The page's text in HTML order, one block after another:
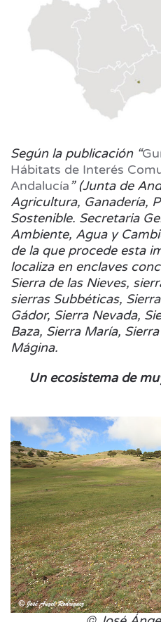
Según la publicación “
Hábitats de Interés
Andalucía” (Junta de
Agricultura, Ganadería,
Sostenible. Secretaria
Ambiente, Agua y
de la que procede esta
localiza en enclaves
Sierra de las Nieves,
sierras Subbéticas, Sierra
Gádor, Sierra Nevada,
Baza, Sierra María,
Mágina.
Un ecosistema de